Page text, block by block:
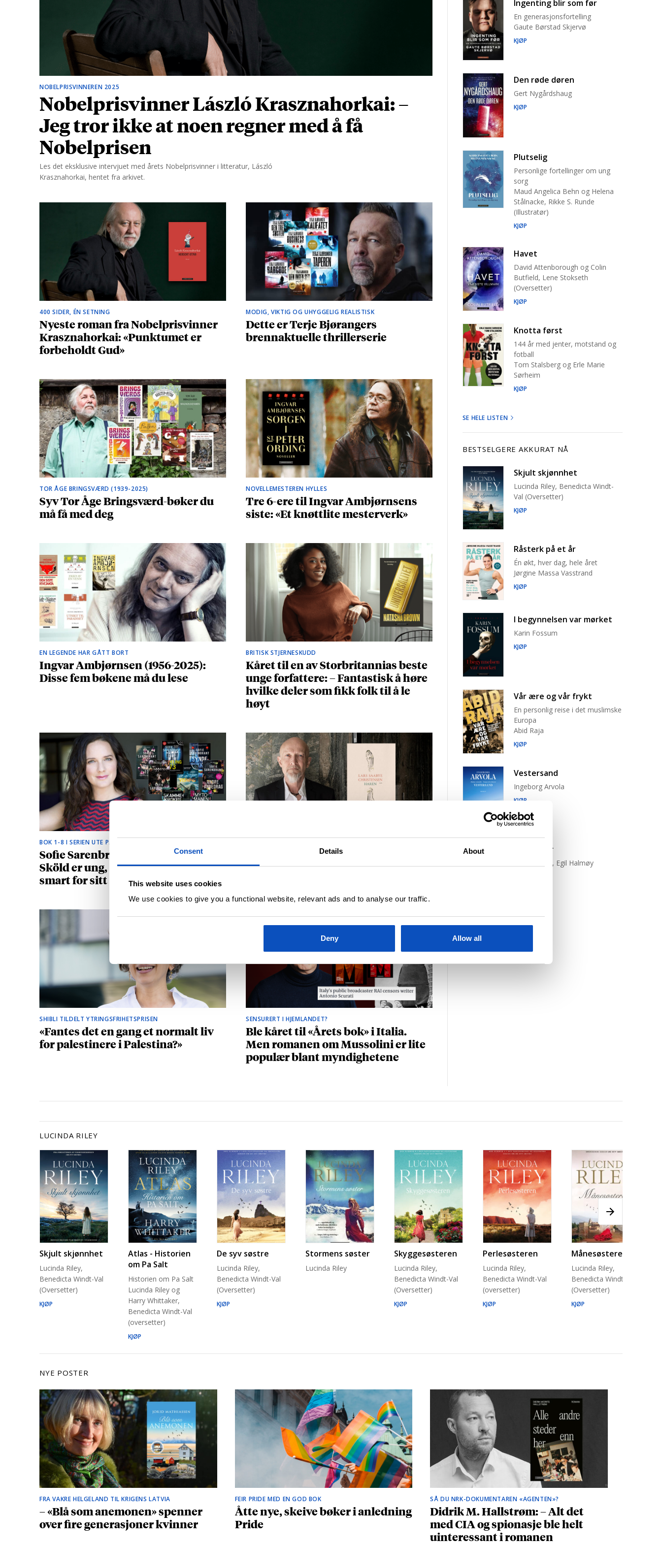
Consent Details About
This website uses cookies
We use cookies to give you a functional website, relevant ads and to analyse our traffic.
Deny Allow all
NOBELPRISVINNEREN 2025
Nobelprisvinner László Krasznahorkai: –
Jeg tror ikke at noen regner med å få
Nobelprisen
Les det eksklusive intervjuet med årets Nobelprisvinner i litteratur, László
Krasznahorkai, hentet fra arkivet.
400 SIDER, ÉN SETNING
Nyeste roman fra Nobelprisvinner
Krasznahorkai: «Punktumet er
forbeholdt Gud»
MODIG, VIKTIG OG UHYGGELIG REALISTISK
Dette er Terje Bjørangers
brennaktuelle thrillerserie
TOR ÅGE BRINGSVÆRD (1939-2025)
Syv Tor Åge Bringsværd-bøker du
må få med deg
NOVELLEMESTEREN HYLLES
Tre 6-ere til Ingvar Ambjørnsens
siste: «Et knøttlite mesterverk»
EN LEGENDE HAR GÅTT BORT
Ingvar Ambjørnsen (1956-2025):
Disse fem bøkene må du lese
BRITISK STJERNESKUDD
Kåret til en av Storbritannias beste
unge forfattere: – Fantastisk å høre
hvilke deler som fikk folk til å le
høyt
BOK 1-8 I SERIEN UTE PÅ NORSK
Sofie Sarenbrants krimhelt Emma
Sköld er ung, vakker og litt for
smart for sitt eget beste
Lars Saabye Christensens «Haren»
er full av setninger du vil spare på
SHIBLI TILDELT YTRINGSFRIHETSPRISEN
«Fantes det en gang et normalt liv
for palestinere i Palestina?»
SENSURERT I HJEMLANDET?
Ble kåret til «Årets bok» i Italia.
Men romanen om Mussolini er lite
populær blant myndighetene
Ingenting blir som før
En generasjonsfortelling
Gaute Børstad Skjervø
KJØP
Den røde døren
Gert Nygårdshaug
KJØP
Plutselig
Personlige fortellinger om ung
sorg
Maud Angelica Behn og Helena
Stålnacke, Rikke S. Runde
(Illustratør)
KJØP
Havet
David Attenborough og Colin
Butfield, Lene Stokseth
(Oversetter)
KJØP
Knotta først
144 år med jenter, motstand og
fotball
Tom Stalsberg og Erle Marie
Sørheim
KJØP
SE HELE LISTEN
BESTSELGERE AKKURAT NÅ
Skjult skjønnhet
Lucinda Riley, Benedicta Windt-
Val (Oversetter)
KJØP
Råsterk på et år
Én økt, hver dag, hele året
Jørgine Massa Vasstrand
KJØP
I begynnelsen var mørket
Karin Fossum
KJØP
Vår ære og vår frykt
En personlig reise i det muslimske
Europa
Abid Raja
KJØP
Vestersand
Ingeborg Arvola
KJØP
Trist tiger
Neige Sinno, Egil Halmøy
SE HELE LISTEN
LUCINDA RILEY
Skjult skjønnhet
Lucinda Riley,
Benedicta Windt-Val
(Oversetter)
KJØP
Atlas - Historien
om Pa Salt
Historien om Pa Salt
Lucinda Riley og
Harry Whittaker,
Benedicta Windt-Val
(oversetter)
KJØP
De syv søstre
Lucinda Riley,
Benedicta Windt-Val
(Oversetter)
KJØP
Stormens søster
Lucinda Riley
Skyggesøsteren
Lucinda Riley,
Benedicta Windt-Val
(Oversetter)
KJØP
Perlesøsteren
Lucinda Riley,
Benedicta Windt-Val
(oversetter)
KJØP
Månesøsteren
Lucinda Riley,
Benedicta Windt-Val
(Oversetter)
KJØP
NYE POSTER
FRA VAKRE HELGELAND TIL KRIGENS LATVIA
– «Blå som anemonen» spenner
over fire generasjoner kvinner
FEIR PRIDE MED EN GOD BOK
Åtte nye, skeive bøker i anledning
Pride
SÅ DU NRK-DOKUMENTAREN «AGENTEN»?
Didrik M. Hallstrøm: – Alt det
med CIA og spionasje ble helt
uinteressant i romanen